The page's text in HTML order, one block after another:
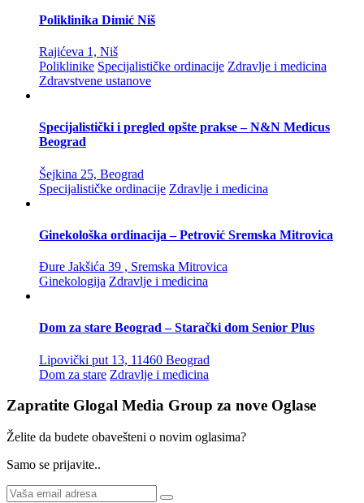
Poliklinika Dimić Niš
Rajićeva 1, Niš
Poliklinike Specijalističke ordinacije Zdravlje i medicina
Zdravstvene ustanove
Specijalistički i pregled opšte prakse – N&N Medicus
Beograd
Šejkina 25, Beograd
Specijalističke ordinacije Zdravlje i medicina
Ginekološka ordinacija – Petrović Sremska Mitrovica
Đure Jakšića 39 , Sremska Mitrovica
Ginekologija Zdravlje i medicina
Dom za stare Beograd – Starački dom Senior Plus
Lipovički put 13, 11460 Beograd
Dom za stare Zdravlje i medicina
Zapratite Glogal Media Group za nove Oglase
Želite da budete obavešteni o novim oglasima?
Samo se prijavite..